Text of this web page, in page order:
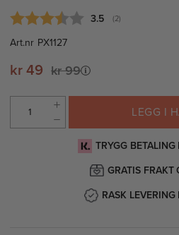
3.5 (stemmer:
2)
Art.nr PX1127
kr 49 kr 99
LEGG I
TRYGG
GRATIS FRAKT
RASK